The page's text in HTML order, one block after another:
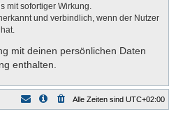
mit sofortiger Wirkung.
und verbindlich, wenn der Nutzer
mit deinen persönlichen Daten
enthalten.
Alle Zeiten sind UTC+02:00